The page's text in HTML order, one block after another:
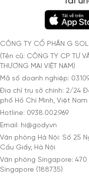
CÔNG TY CỔ PHẦN G
(Tên cũ: CÔNG TY CP TƯ
THƯƠNG MẠI VIỆT NAM)
Mã số doanh nghiệp:
Địa chỉ trụ sở chính: 2/24
phố Hồ Chí Minh, Việt Nam
Hotline: 0938.002.969
Email: hi@gody.vn
Văn phòng Hà Nội: Số 25
Cầu Giấy, Hà Nội
Văn phòng Singapore:
Singapore (188735)